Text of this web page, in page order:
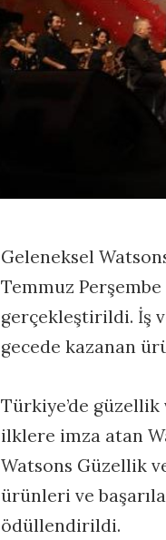
Geleneksel
Temmuz Perşembe
gerçekleştirildi. İş
gecede kazanan
Türkiye’de
ilklere imza atan
Watsons Güzellik
ürünleri ve
ödüllendirildi.